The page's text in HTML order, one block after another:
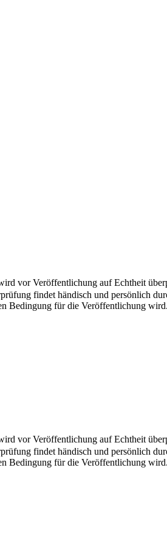
vor Veröffentlichung auf Echtheit
findet händisch und persönlich
Bedingung für die Veröffentlichung wird.
vor Veröffentlichung auf Echtheit
findet händisch und persönlich
Bedingung für die Veröffentlichung wird.